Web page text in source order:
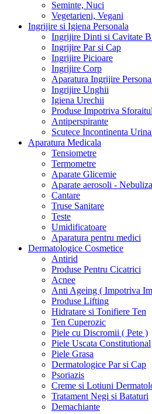
Seminte, Nuci
Vegetarieni, Vegani
Ingrijire si Igiena Personala
Ingrijire Dinti si Cavitate
Ingrijire Par si Cap
Ingrijire Picioare
Ingrijire Corp
Aparatura Ingrijire
Ingrijire Unghii
Igiena Urechii
Produse Impotriva
Antiperspirante
Scutece Incontinenta
Aparatura Medicala
Tensiometre
Termometre
Aparate Glicemie
Aparate aerosoli -
Cantare
Truse Sanitare
Teste
Umidificatoare
Aparatura pentru medici
Dermatologice Cosmetice
Antirid
Produse Pentru Cicatrici
Acnee
Anti Ageing ( Impotriva
Produse Lifting
Hidratare si Tonifiere Ten
Ten Cuperozic
Piele cu Discromii ( Pete )
Piele Uscata Constitutional
Piele Grasa
Dermatologice Par si Cap
Psoriazis
Creme si Lotiuni
Tratament Negi si Bataturi
Demachiante